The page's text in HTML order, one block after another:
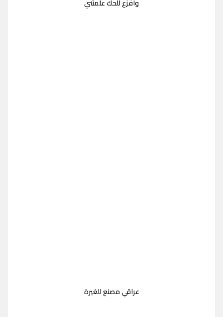
وافزع للحك علمتني
عراقي مصنع للغيرة